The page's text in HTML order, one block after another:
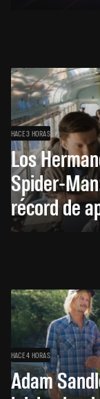
HACE 3 HORAS
Los
Spider-
récord de
HACE 4 HORAS
Adam